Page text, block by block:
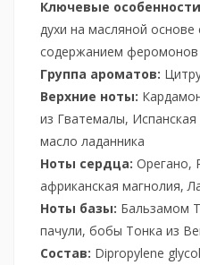
Ключевые
духи на масляной
содержанием феромонов
Группа ароматов:
Верхние ноты:
из Гватемалы,
масло ладанника
Ноты сердца: Орегано,
африканская магнолия,
Ноты базы: Бальзамом
пачули, бобы Тонка из
Состав: Dipropylene